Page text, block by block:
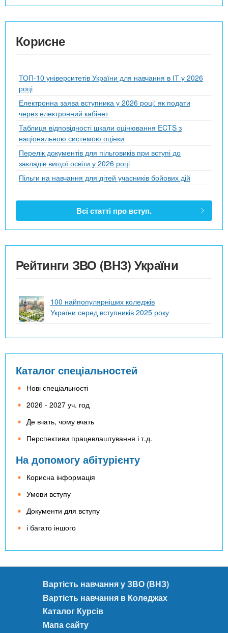
Корисне
ТОП-10 університетів України для навчання в ІТ у 2026
році
Електронна заява вступника у 2026 році: як подати
через електронний кабінет
Таблиця відповідності шкали оцінювання ECTS з
національною системою оцінки
Перелік документів для пільговиків при вступі до
закладів вищої освіти у 2026 році
Пільги на навчання для дітей учасників бойових дій
Всі статті про вступ.
Рейтинги ЗВО (ВНЗ) України
100 найпопулярніших коледжів
України серед вступників 2025 року
Каталог спеціальностей
Нові спеціальності
2026 - 2027 уч. год
Де вчать, чому вчать
Перспективи працевлаштування і т.д.
На допомогу абітурієнту
Корисна інформація
Умови вступу
Документи для вступу
і багато іншого
Вартість навчання у ЗВО (ВНЗ)
Вартість навчання в Коледжах
Каталог Курсів
Мапа сайту